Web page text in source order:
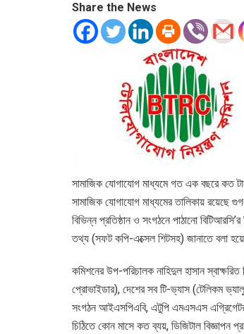
Share the News
সামাজিক যোগাযোগ মাধ্যমে গত এক বছরে কত
সামাজিক যোগাযোগ মাধ্যমের তালিকায় রয়েছে
বিভিন্ন প্রতিষ্ঠান ও সংগঠনে পাঠানো
তথ্য (সফট কপি-এক্সেল শিটসহ) জানাতে বলা
কমিশনের উপ-পরিচালক নাহিদুল হাসান
প্রোভাইডার), দেশের সব টি-ভ্যাস (টেলিকম
সংগঠন আইএসপিএবি, এটুপি এমএসএস এগ্রিগেটর
চিঠিতে কোন মাসে কত ব্যয়, ডিজিটাল বিজ্ঞাপন